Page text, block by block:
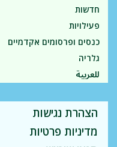
חדשות
פעילויות
כנסים ופרסומים אקדמיים
גלריה
للعربية
הצהרת נגישות
מדיניות פרטיות